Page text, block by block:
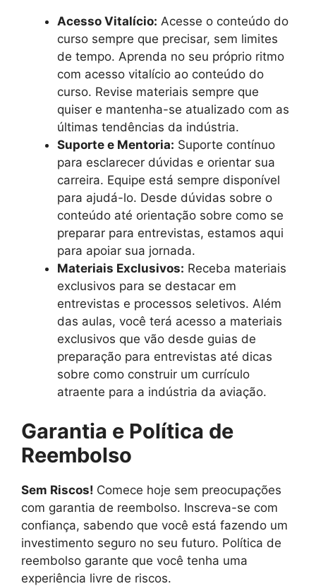
Acesso Vitalício: Acesse o conteúdo do
curso sempre que precisar, sem limites
de tempo. Aprenda no seu próprio ritmo
com acesso vitalício ao conteúdo do
curso. Revise materiais sempre que
quiser e mantenha-se atualizado com as
últimas tendências da indústria.
Suporte e Mentoria: Suporte contínuo
para esclarecer dúvidas e orientar sua
carreira. Equipe está sempre disponível
para ajudá-lo. Desde dúvidas sobre o
conteúdo até orientação sobre como se
preparar para entrevistas, estamos aqui
para apoiar sua jornada.
Materiais Exclusivos: Receba materiais
exclusivos para se destacar em
entrevistas e processos seletivos. Além
das aulas, você terá acesso a materiais
exclusivos que vão desde guias de
preparação para entrevistas até dicas
sobre como construir um currículo
atraente para a indústria da aviação.
Garantia e Política de
Reembolso
Sem Riscos! Comece hoje sem preocupações
com garantia de reembolso. Inscreva-se com
confiança, sabendo que você está fazendo um
investimento seguro no seu futuro. Política de
reembolso garante que você tenha uma
experiência livre de riscos.